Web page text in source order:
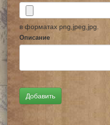
в форматах png,jpeg,jpg.
Описание